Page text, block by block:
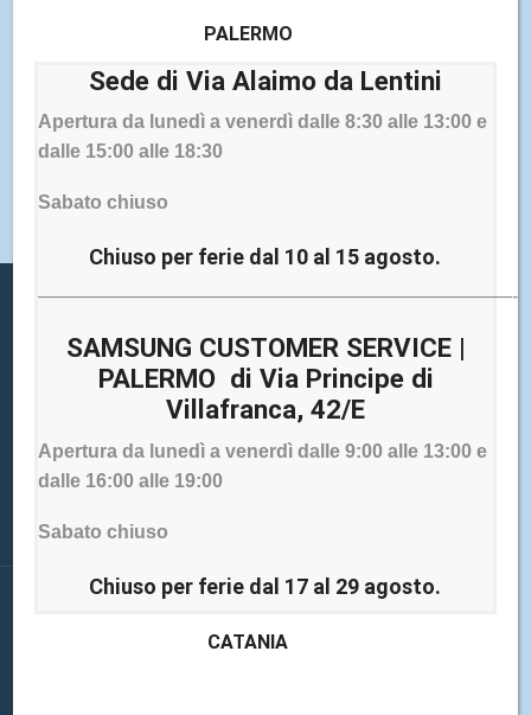
accessibilità scrivendo a:info@elettronicacicala.it
Data della dichiarazione:
Questa dichiarazione è stata redatta il 30/06/2025
Ultimo aggiornamento: 19/01/2026
AZIENDA
SEDI
INFORMAZIONI
CENTRO ASSISTENZA
PALERMO
Sede di Via Alaimo da Lentini
Apertura da lunedì a venerdì dalle 8:30 alle 13:00 e
dalle 15:00 alle 18:30
Sabato chiuso
Chiuso per ferie dal 10 al 15 agosto.
—————————————————————————-
SAMSUNG CUSTOMER SERVICE |
PALERMO di Via Principe di
Villafranca, 42/E
Apertura da lunedì a venerdì dalle 9:00 alle 13:00 e
dalle 16:00 alle 19:00
Sabato chiuso
Chiuso per ferie dal 17 al 29 agosto.
CATANIA